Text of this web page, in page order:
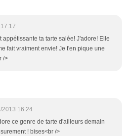
appétissante ta tarte salée! J'adore! Elle
fait vraiment envie! Je t'en pique une
/>
2013 16:24
ce genre de tarte d'ailleurs demain
! bises<br />